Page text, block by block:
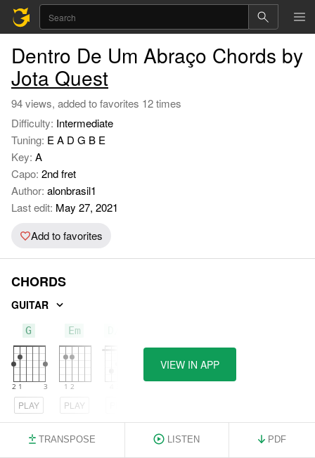
Dentro De Um Abraço Chords by
Jota Quest
94 views, added to favorites 12 times
Difficulty: Intermediate
Tuning: E A D G B E
Key: A
Capo: 2nd fret
Author: alonbrasil1
Last edit: May 27, 2021
Add to favorites
CHORDS
GUITAR
G
PLAY
Em
PLAY
VIEW IN APP
TRANSPOSE LISTEN PDF